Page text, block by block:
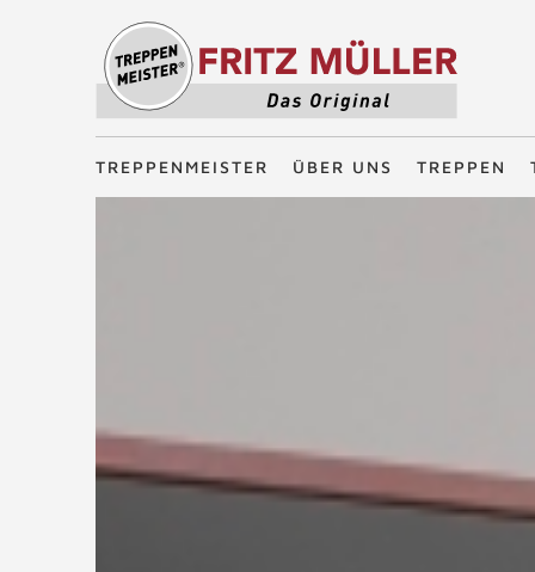
Treppenmeister - Das Original
TREPPENMEISTER ÜBER UNS TREPPEN